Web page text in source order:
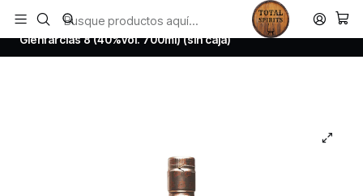
Todos los productos estan en stock. Despachamos a todo Chile.
Inicio Whisky
Scotch Whisky Speyside
Glenfarclas 8 (40%vol. 700ml) (sin caja)